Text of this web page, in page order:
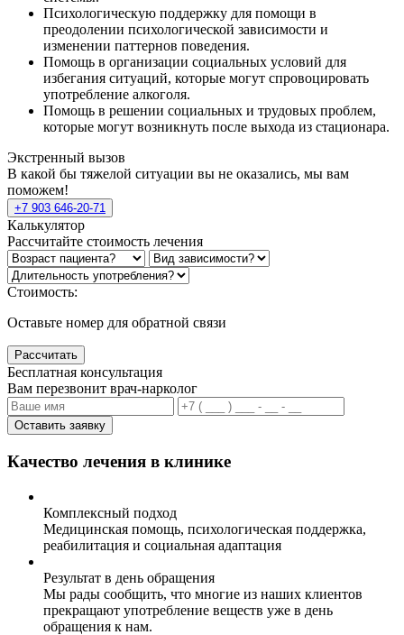
Психологическую поддержку для помощи в
преодолении психологической зависимости и
изменении паттернов поведения.
Помощь в организации социальных условий для
избегания ситуаций, которые могут спровоцировать
употребление алкоголя.
Помощь в решении социальных и трудовых проблем,
которые могут возникнуть после выхода из стационара.
Экстренный вызов
В какой бы тяжелой ситуации вы не оказались, мы вам
поможем!
+7 903 646-20-71
Калькулятор
Рассчитайте стоимость лечения
Стоимость:
Оставьте номер для обратной связи
Рассчитать
Бесплатная консультация
Вам перезвонит врач-нарколог
Оставить заявку
Качество лечения в клинике
Комплексный подход
Медицинская помощь, психологическая поддержка,
реабилитация и социальная адаптация
Результат в день обращения
Мы рады сообщить, что многие из наших клиентов
прекращают употребление веществ уже в день
обращения к нам.